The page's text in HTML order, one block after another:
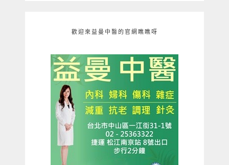
歡迎來益曼中醫的官網瞧瞧呀